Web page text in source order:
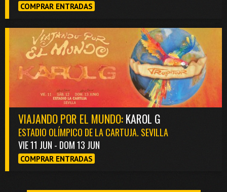
COMPRAR ENTRADAS
VIAJANDO POR EL MUNDO:KAROL G
ESTADIO OLÍMPICO DE LA CARTUJA. SEVILLA
VIE 11 JUN - DOM 13 JUN
COMPRAR ENTRADAS